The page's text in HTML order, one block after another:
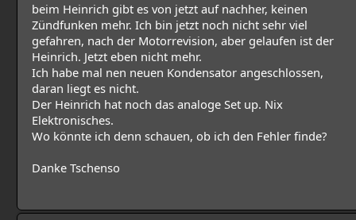
beim Heinrich gibt es von jetzt auf nachher, keinen
Zündfunken mehr. Ich bin jetzt noch nicht sehr viel
gefahren, nach der Motorrevision, aber gelaufen ist der
Heinrich. Jetzt eben nicht mehr.
Ich habe mal nen neuen Kondensator angeschlossen,
daran liegt es nicht.
Der Heinrich hat noch das analoge Set up. Nix
Elektronisches.
Wo könnte ich denn schauen, ob ich den Fehler finde?
Danke Tschenso